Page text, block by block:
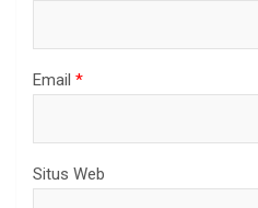
Email *
Situs Web